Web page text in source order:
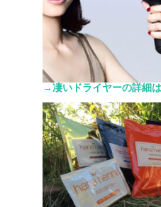
→凄いドライヤーの詳細